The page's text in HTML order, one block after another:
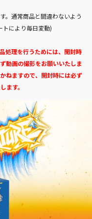
。通常商品と間違わないよう
トにより毎日変動)
処理を行うためには、開封時
動画の撮影をお願いいたしま
ねますので、開封時には必ず
ます。